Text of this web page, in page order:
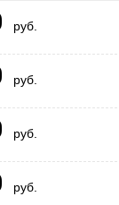
руб.
руб.
руб.
руб.